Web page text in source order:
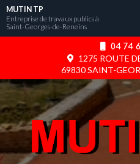
Aller
au
contenu
04 74
1275 ROUTE
69830 SAINT-
MUTIN TP
Entreprise de travaux publics à
Saint-Georges-de-Reneins